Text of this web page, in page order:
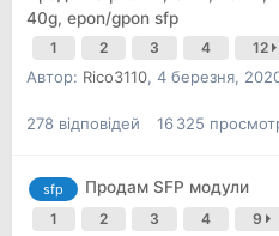
40g, epon/gpon sfp
1 2 3 4 12
Автор: Rico3110, 4 березня,
278 відповідей 16 325
sfp Продам SFP модули
1 2 3 4 9